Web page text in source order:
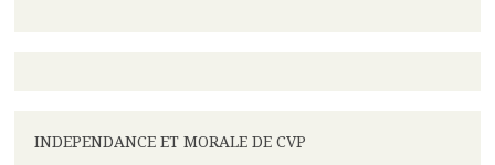
INDEPENDANCE ET MORALE DE CVP